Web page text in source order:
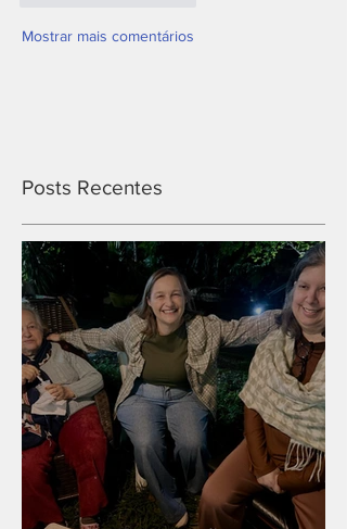
Mostrar mais comentários
Posts Recentes